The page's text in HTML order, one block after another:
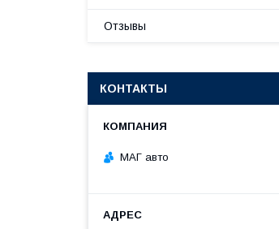
Отзывы
КОНТАКТЫ
МАГ авто